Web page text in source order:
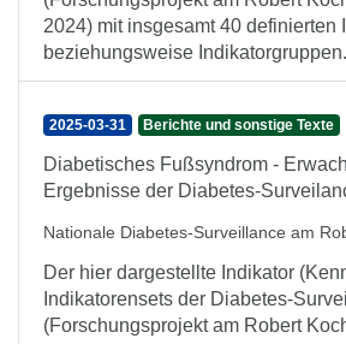
2024) mit insgesamt 40 definierten
beziehungsweise
2025-03-31 Berichte und sonstige Texte
Diabetisches Fußsyndrom -
Ergebnisse der Diabetes-
Nationale Diabetes-Surveillance am
Der hier dargestellte Indikator
Indikatorensets der Diabetes-
(Forschungsprojekt am Robert